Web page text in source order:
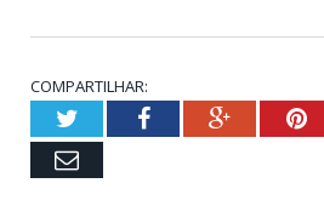
COMPARTILHAR:
TwitterFacebookGoogle+
Email